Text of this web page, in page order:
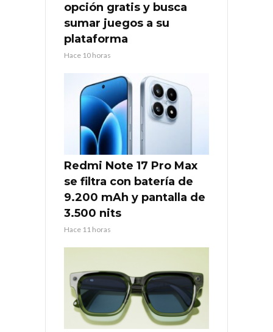
opción gratis y busca
sumar juegos a su
plataforma
Hace 10 horas
Redmi Note 17 Pro Max
se filtra con batería de
9.200 mAh y pantalla de
3.500 nits
Hace 11 horas